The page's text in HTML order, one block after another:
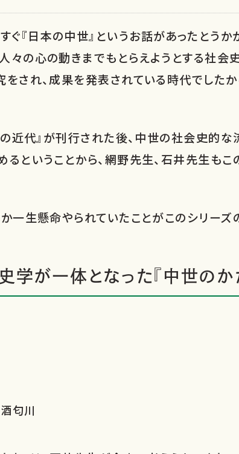
ぐ『日本の中世』というお話があったとうか
々の心の動きまでもとらえようとする社会
され、成果を発表されている時代でしたか
の近代』が刊行された後、中世の社会史的
ということから、網野先生、石井先生も
一生懸命やられていたことがこのシリーズ
学が一体となった『中世のか
匂川